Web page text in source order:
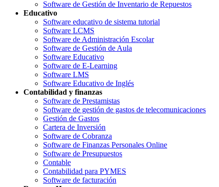
Software de Gestión de Inventario de Repuestos
Educativo
Software educativo de sistema tutorial
Software LCMS
Software de Administración Escolar
Software de Gestión de Aula
Software Educativo
Software de E-Learning
Software LMS
Software Educativo de Inglés
Contabilidad y finanzas
Software de Prestamistas
Software de gestión de gastos de telecomunicaciones
Gestión de Gastos
Cartera de Inversión
Software de Cobranza
Software de Finanzas Personales Online
Software de Presupuestos
Contable
Contabilidad para PYMES
Software de facturación